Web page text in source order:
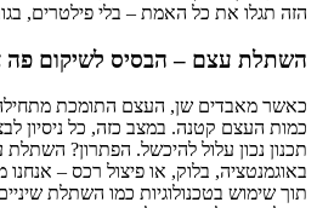
הזה תגלו את כל האמת – בלי פילטרים,
השתלת עצם – הבסיס לשיקום פה
כאשר מאבדים שן, העצם התומכת
כמות העצם קטנה. במצב כזה, כל ניסיון
תכנון נכון עלול להיכשל. הפתרון?
באוגמנטציה, בלוק, או פיצול רכס –
תוך שימוש בטכנולוגיות כמו השתלת